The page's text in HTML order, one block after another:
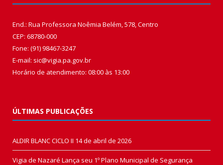
End.: Rua Professora Noêmia Belém, 578, Centro
CEP: 68780-000
Fone: (91) 98467-3247
E-mail: sic@vigia.pa.gov.br
Horário de atendimento: 08:00 às 13:00
ÚLTIMAS PUBLICAÇÕES
ALDIR BLANC CICLO II 14 de abril de 2026
Vigia de Nazaré Lança seu 1º Plano Municipal de Segurança